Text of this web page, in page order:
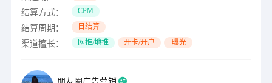
结算方式： CPM
结算周期： 日结算
渠道擅长： 网推/地推 开卡/开户 曝光